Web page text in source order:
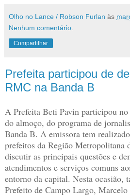
Olho no Lance / Robson Furlan às
Nenhum comentário:
Compartilhar
Prefeita participou de
RMC na Banda B
A Prefeita Beti Pavin participou
do almoço, do programa de
Banda B. A emissora tem
prefeitos da Região Metropolitana
discutir as principais questões e
atendimentos e serviços comuns
entorno da capital. Nesta ocasião,
Prefeito de Campo Largo, Marcelo